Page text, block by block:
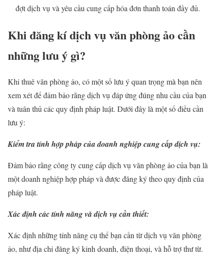
đợt dịch vụ và yêu cầu cung cấp hóa đơn thanh toán đầy đủ.
Khi đăng kí dịch vụ văn phòng ảo cần
những lưu ý gì?
Khi thuê văn phòng ảo, có một số lưu ý quan trọng mà bạn nên
xem xét để đảm bảo rằng dịch vụ đáp ứng đúng nhu cầu của bạn
và tuân thủ các quy định pháp luật. Dưới đây là một số điều cần
lưu ý:
Kiểm tra tính hợp pháp của doanh nghiệp cung cấp dịch vụ:
Đảm bảo rằng công ty cung cấp dịch vụ văn phòng ảo của bạn là
một doanh nghiệp hợp pháp và được đăng ký theo quy định của
pháp luật.
Xác định các tính năng và dịch vụ cần thiết:
Xác định những tính năng cụ thể bạn cần từ dịch vụ văn phòng
ảo, như địa chỉ đăng ký kinh doanh, điện thoại, và hỗ trợ thư từ.